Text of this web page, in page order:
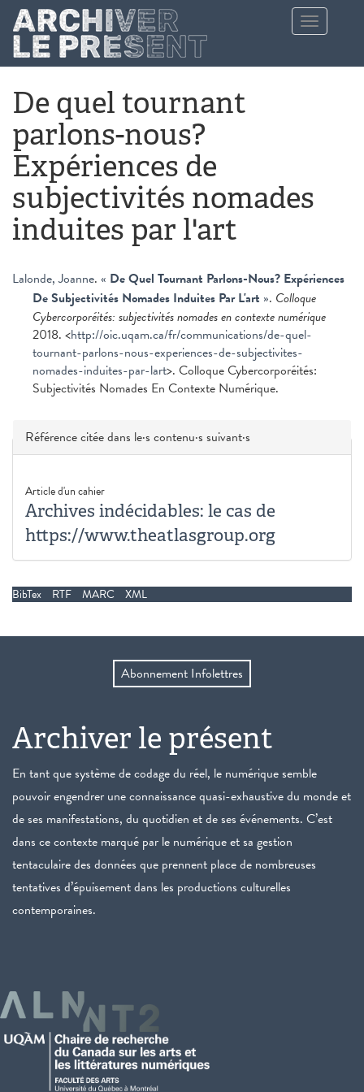
Aller au contenu principal
Toggle
navigation
De quel tournant
parlons-nous?
Expériences de
subjectivités nomades
induites par l'art
Lalonde, Joanne. « De Quel Tournant Parlons-Nous? Expériences
De Subjectivités Nomades Induites Par L'art ». Colloque
Cybercorporéités: subjectivités nomades en contexte numérique
2018. <http://oic.uqam.ca/fr/communications/de-quel-
tournant-parlons-nous-experiences-de-subjectivites-
nomades-induites-par-lart>. Colloque Cybercorporéités:
Subjectivités Nomades En Contexte Numérique.
Masquer
Référence citée dans le·s contenu·s suivant·s
Article d'un cahier
Archives indécidables: le cas de
https://www.theatlasgroup.org
BibTex RTF MARC XML
Abonnement Infolettres
Archiver le présent
En tant que système de codage du réel, le numérique semble
pouvoir engendrer une connaissance quasi-exhaustive du monde et
de ses manifestations, du quotidien et de ses événements. C’est
dans ce contexte marqué par le numérique et sa gestion
tentaculaire des données que prennent place de nombreuses
tentatives d’épuisement dans les productions culturelles
contemporaines.